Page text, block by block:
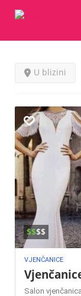
U blizini
$$$$
VJENČANICE
Salon